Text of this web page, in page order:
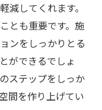
減してくれます。
とも重要です。施
ンをしっかりとる
ができるでしょ
ステップをしっか
間を作り上げてい